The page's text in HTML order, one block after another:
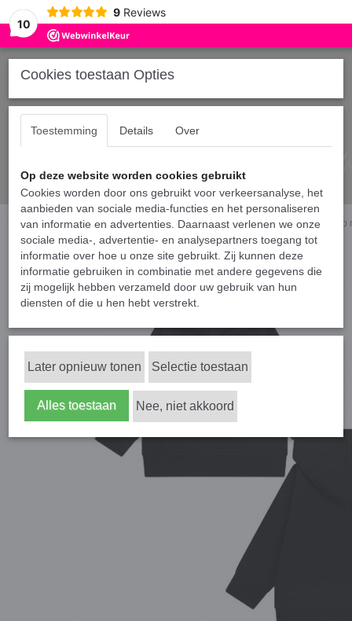
10
9 Reviews
Home › Hoodies broer en/of zus › Twinning losse hoodie voor kinderen - Bro
Cookies toestaan Opties
Toestemming Details Over
Op deze website worden cookies gebruikt
Cookies worden door ons gebruikt voor verkeersanalyse, het
aanbieden van sociale media-functies en het personaliseren
van informatie en advertenties. Daarnaast verlenen we onze
sociale media-, advertentie- en analysepartners toegang tot
informatie over hoe u onze site gebruikt. Zij kunnen deze
informatie gebruiken in combinatie met andere gegevens die
zij mogelijk hebben verzameld door uw gebruik van hun
diensten of die u hen hebt verstrekt.
Later opnieuw tonen Selectie toestaan
Alles toestaan Nee, niet akkoord